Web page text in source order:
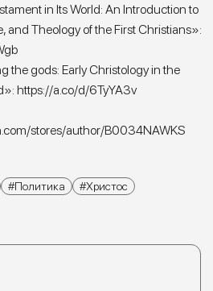
in Its World: An Introduction to
and Theology of the First Christians»:
the gods: Early Christology in the
https://a.co/d/6TyYA3v
stores/author/B0034NAWKS
Политика Христос